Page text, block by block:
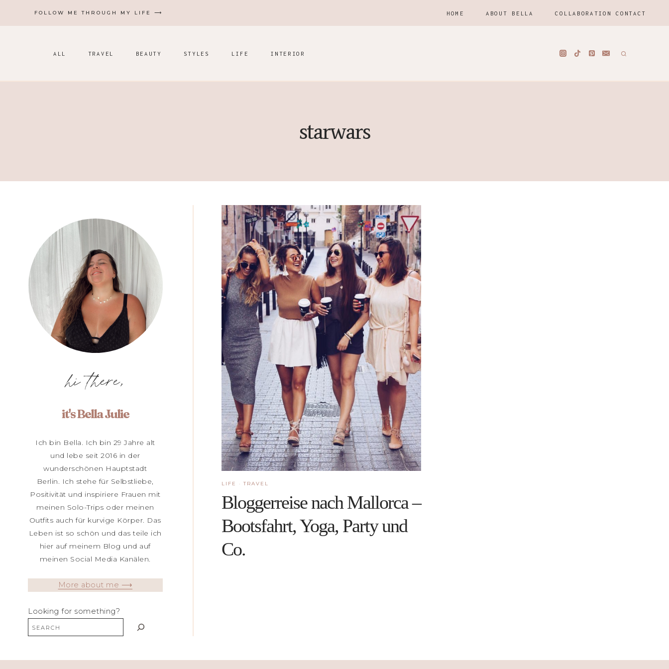
FOLLOW ME THROUGH MY LIFE ⟶ HOME ABOUT BELLA COLLABORATION CONTACT
ALL TRAVEL BEAUTY STYLES LIFE INTERIOR
starwars
LIFE ·TRAVEL
Bloggerreise nach Mallorca –
Bootsfahrt, Yoga, Party und
Co.
hi there,
it's Bella Julie
Ich bin Bella. Ich bin 29 Jahre alt
und lebe seit 2016 in der
wunderschönen Hauptstadt
Berlin. Ich stehe für Selbstliebe,
Positivität und inspiriere Frauen mit
meinen Solo-Trips oder meinen
Outfits auch für kurvige Körper. Das
Leben ist so schön und das teile ich
hier auf meinem Blog und auf
meinen Social Media Kanälen.
More about me ⟶
Looking for something?